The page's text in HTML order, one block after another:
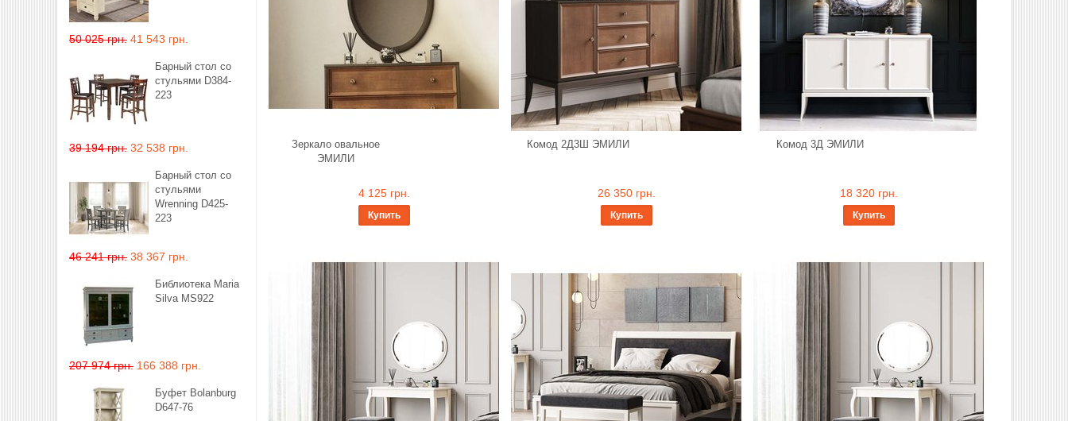
50 025 грн. 41 543 грн.
Барный стол со
стульями D384-
223
39 194 грн. 32 538 грн.
Барный стол со
стульями
Wrenning D425-
223
46 241 грн. 38 367 грн.
Библиотека Maria
Silva MS922
207 974 грн. 166 388 грн.
Буфет Bolanburg
D647-76
Зеркало овальное
ЭМИЛИ
4 125 грн.
Купить
Комод 2Д3Ш ЭМИЛИ
26 350 грн.
Купить
Комод 3Д ЭМИЛИ
18 320 грн.
Купить